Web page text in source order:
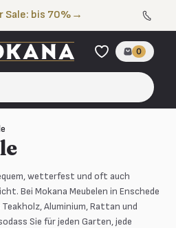
Sale: bis 70% →
0
wetterfest und oft auch
Bei Mokana Meubelen in Enschede
Aluminium, Rattan und
Sie für jeden Garten, jede